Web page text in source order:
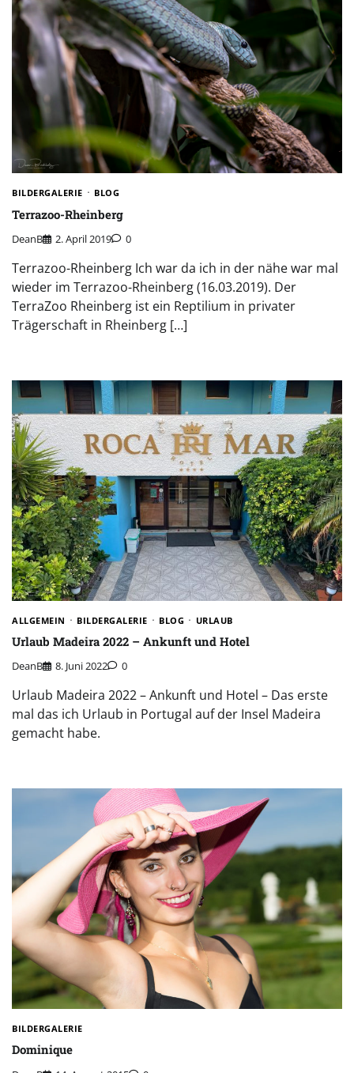
BILDERGALERIE BLOG
Terrazoo-Rheinberg
DeanB 2. April 2019 0
Terrazoo-Rheinberg Ich war da ich in der nähe war mal
wieder im Terrazoo-Rheinberg (16.03.2019). Der
TerraZoo Rheinberg ist ein Reptilium in privater
Trägerschaft in Rheinberg […]
ALLGEMEIN BILDERGALERIE BLOG URLAUB
Urlaub Madeira 2022 – Ankunft und Hotel
DeanB 8. Juni 2022 0
Urlaub Madeira 2022 – Ankunft und Hotel – Das erste
mal das ich Urlaub in Portugal auf der Insel Madeira
gemacht habe.
BILDERGALERIE
Dominique